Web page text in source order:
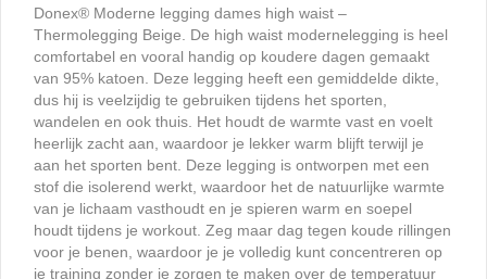
Donex® Moderne legging dames high waist –
Thermolegging Beige. De high waist modernelegging is heel
comfortabel en vooral handig op koudere dagen gemaakt
van 95% katoen. Deze legging heeft een gemiddelde dikte,
dus hij is veelzijdig te gebruiken tijdens het sporten,
wandelen en ook thuis. Het houdt de warmte vast en voelt
heerlijk zacht aan, waardoor je lekker warm blijft terwijl je
aan het sporten bent. Deze legging is ontworpen met een
stof die isolerend werkt, waardoor het de natuurlijke warmte
van je lichaam vasthoudt en je spieren warm en soepel
houdt tijdens je workout. Zeg maar dag tegen koude rillingen
voor je benen, waardoor je je volledig kunt concentreren op
je training zonder je zorgen te maken over de temperatuur